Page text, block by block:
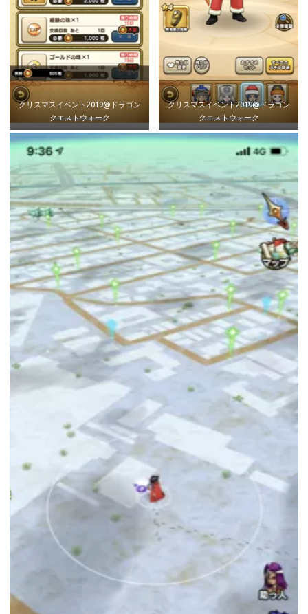
クリスマスイベント2019@ドラゴン
クエストウォーク
クリスマスイベント2019@ドラゴン
クエストウォーク